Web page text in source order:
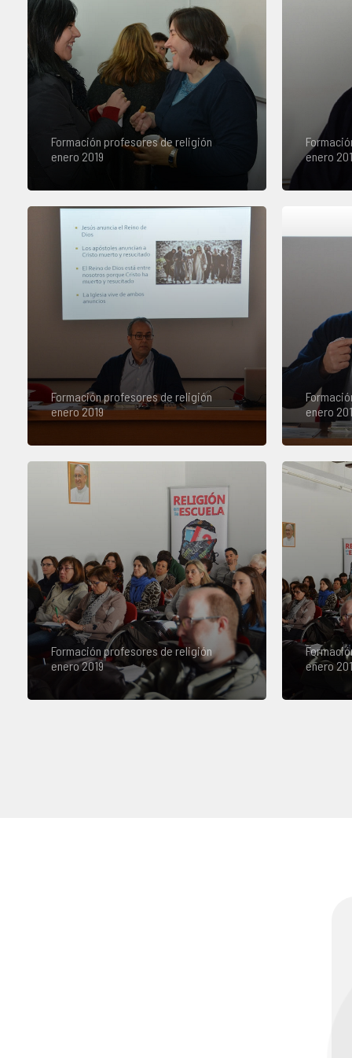
Formación profesores de religión
enero 2019
enero
Formación profesores de religión
enero 2019
enero
Formación profesores de religión
enero 2019
enero